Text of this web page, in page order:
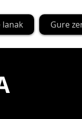
lanak Gure